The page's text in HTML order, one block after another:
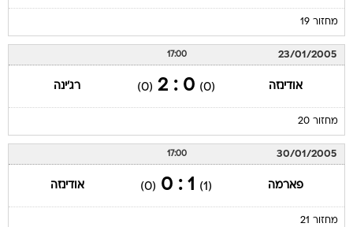
מחזור 19
23/01/2005
17:00
אודינזה (0)
0 : 2
(0) רג'ינה
מחזור 20
30/01/2005
17:00
פארמה (1)
1 : 0
(0) אודינזה
מחזור 21